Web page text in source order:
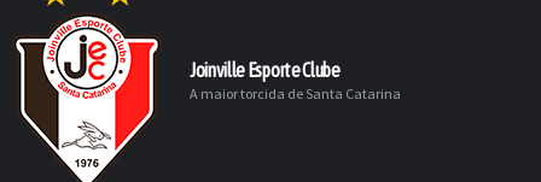
Joinville Esporte Clube
A maior torcida de Santa Catarina